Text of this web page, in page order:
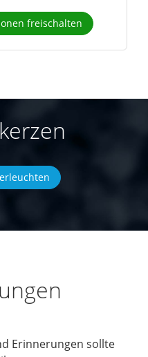
freischalten
Erinnerungen sollte